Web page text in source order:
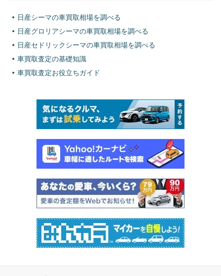
日産シーマの車買取相場を調べる
日産グロリアシーマの車買取相場を調べる
日産セドリックシーマの車買取相場を調べる
車買取査定の基礎知識
車買取査定お役立ちガイド